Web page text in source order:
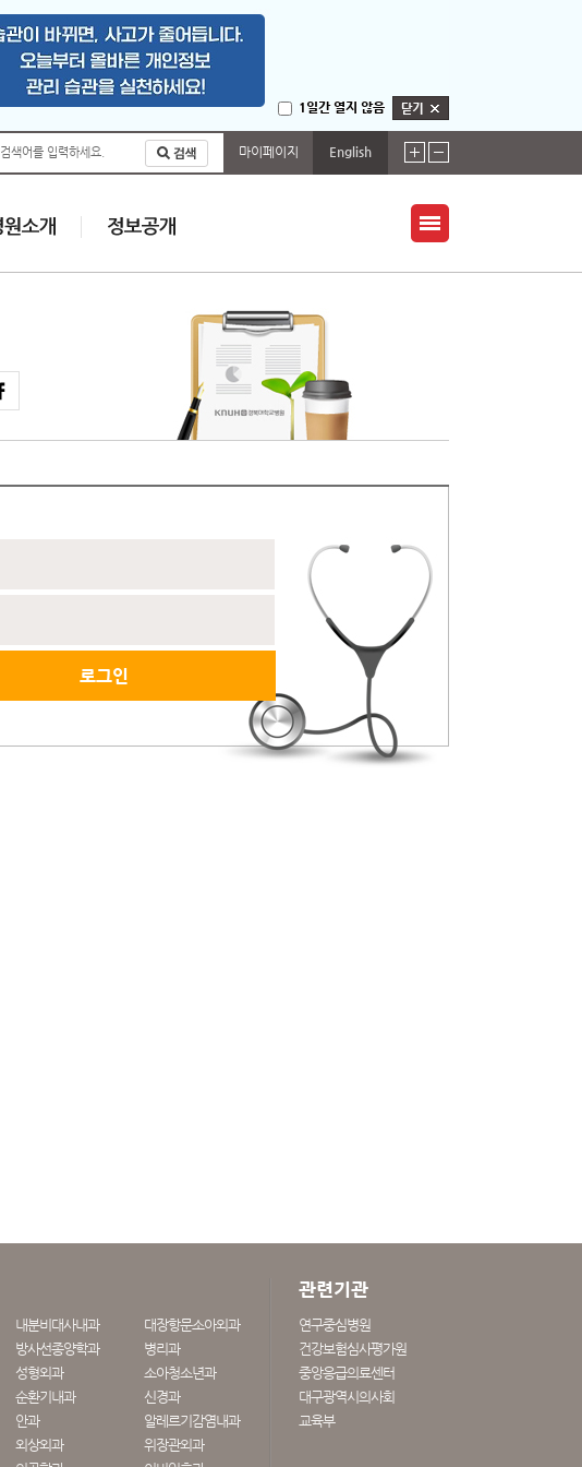
1일간 열지 않음
검색어를 입력하세요. 마이페이지 English
내분비대사내과
대장항문소아외과
방사선종양학과
병리과
성형외과
소아청소년과
순환기내과
신경과
안과
알레르기감염내과
외상외과
위장관외과
관련기관
연구중심병원
건강보험심사평가원
중앙응급의료센터
대구광역시의사회
교육부